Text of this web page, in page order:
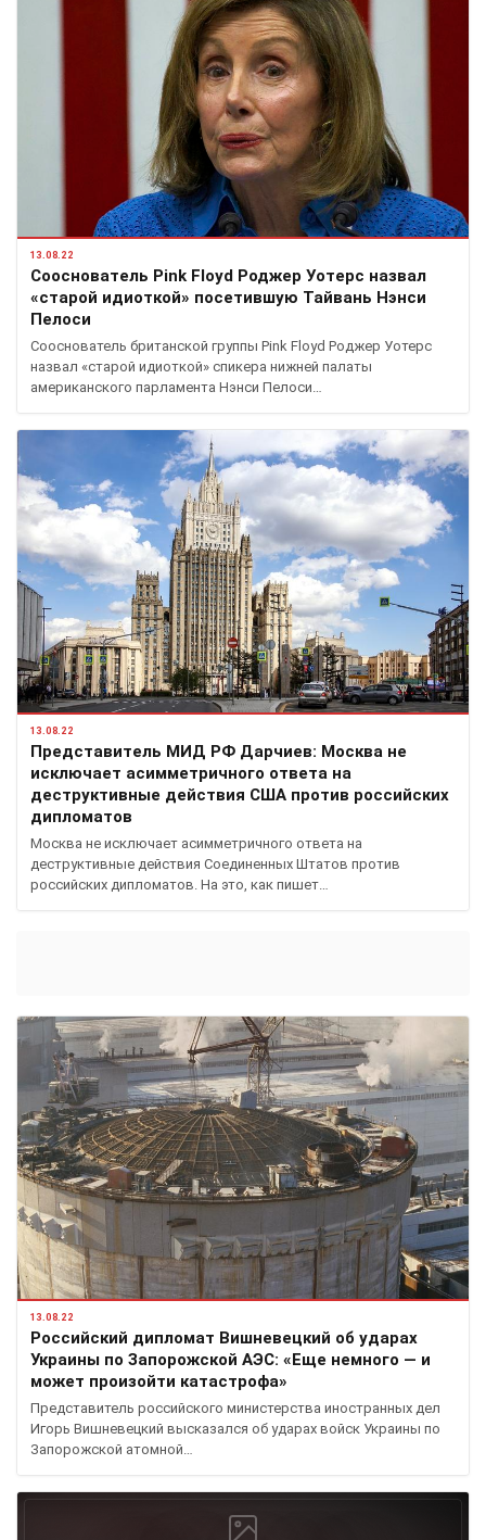
13.08.22
Сооснователь Pink Floyd Роджер Уотерс назвал
«старой идиоткой» посетившую Тайвань Нэнси
Пелоси
Сооснователь британской группы Pink Floyd Роджер Уотерс
назвал «старой идиоткой» спикера нижней палаты
американского парламента Нэнси Пелоси…
13.08.22
Представитель МИД РФ Дарчиев: Москва не
исключает асимметричного ответа на
деструктивные действия США против российских
дипломатов
Москва не исключает асимметричного ответа на
деструктивные действия Соединенных Штатов против
российских дипломатов. На это, как пишет…
13.08.22
Российский дипломат Вишневецкий об ударах
Украины по Запорожской АЭС: «Еще немного — и
может произойти катастрофа»
Представитель российского министерства иностранных дел
Игорь Вишневецкий высказался об ударах войск Украины по
Запорожской атомной…